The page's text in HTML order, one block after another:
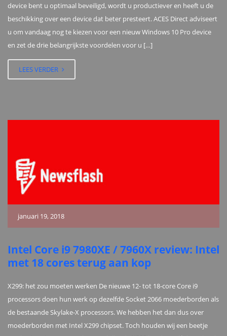
device bent u optimaal beveiligd, wordt u productiever en heeft u de
beschikking over een device dat beter presteert. ACES Direct adviseert
u om vandaag nog te kiezen voor een nieuw Windows 10 Pro device
en zet de drie belangrijkste voordelen voor u […]
LEES VERDER
januari 19, 2018
Intel Core i9 7980XE / 7960X review: Intel
met 18 cores terug aan kop
X299: het zou moeten werken De nieuwe 12- tot 18-core Core i9
processors doen hun werk op dezelfde Socket 2066 moederborden als
de bestaande Skylake-X processors. We hebben het dan dus over
moederborden met Intel X299 chipset. Toch houden wij een beetje